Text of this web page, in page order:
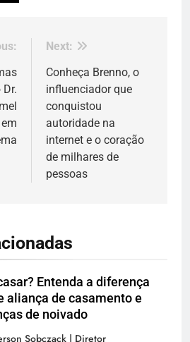
Next:
Conheça Brenno, o
influenciador que
conquistou
autoridade na
internet e o coração
de milhares de
pessoas
Entenda a diferença
aliança de casamento e
de noivado
Sobczack | Diretor